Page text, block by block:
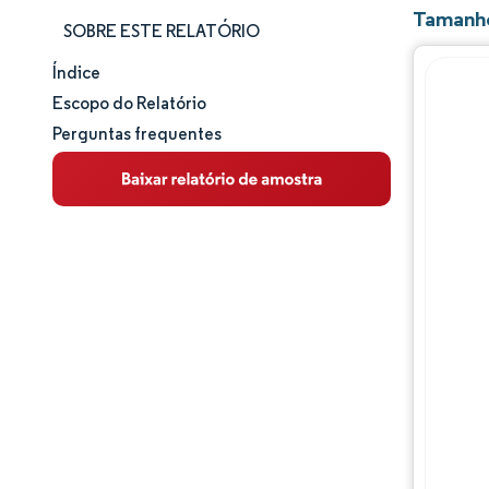
SOBRE ESTE RELATÓRIO
Tamanho e participação de mercado
Análise de mercado
Tendências e insights
Índice
Escopo do Relatório
Perguntas frequentes